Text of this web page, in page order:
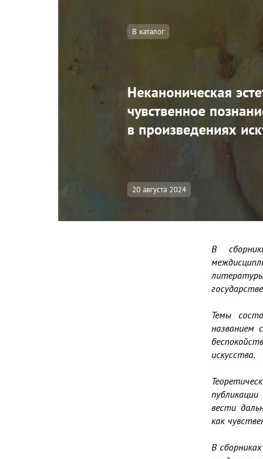
В каталог
Неканоническая
чувственное
в произведениях
20 августа 2024
В
Темы
названием
искусства.
вести
как
В